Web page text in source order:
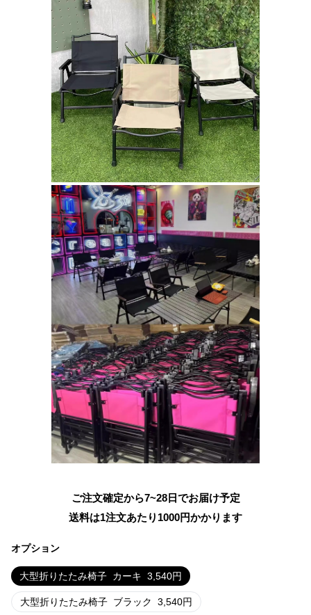
ご注文確定から7~28日でお届け予定
送料は1注文あたり 1000円かかります
オプション
大型折りたたみ椅子 カーキ 3,540円
大型折りたたみ椅子 ブラック 3,540円